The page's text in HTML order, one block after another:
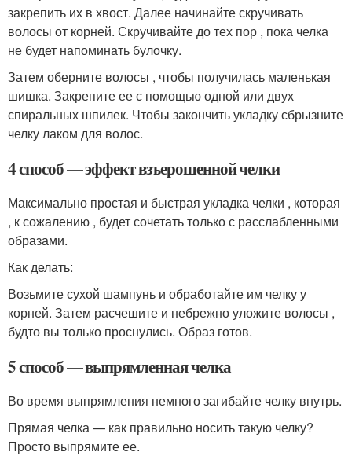
закрепить их в хвост. Далее начинайте скручивать
волосы от корней. Скручивайте до тех пор , пока челка
не будет напоминать булочку.
Затем оберните волосы , чтобы получилась маленькая
шишка. Закрепите ее с помощью одной или двух
спиральных шпилек. Чтобы закончить укладку сбрызните
челку лаком для волос.
4 способ — эффект взъерошенной челки
Максимально простая и быстрая укладка челки , которая
, к сожалению , будет сочетать только с расслабленными
образами.
Как делать:
Возьмите сухой шампунь и обработайте им челку у
корней. Затем расчешите и небрежно уложите волосы ,
будто вы только проснулись. Образ готов.
5 способ — выпрямленная челка
Во время выпрямления немного загибайте челку внутрь.
Прямая челка — как правильно носить такую челку?
Просто выпрямите ее.